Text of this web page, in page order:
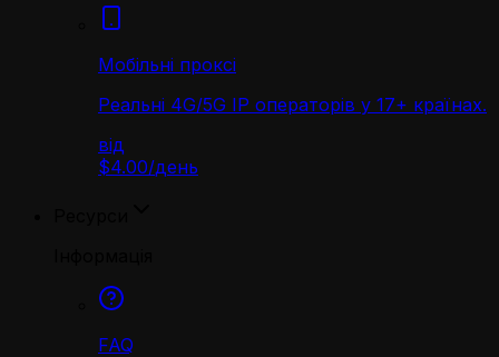
Мобільні проксі
Реальні 4G/5G IP операторів у 17+ країнах.
від
$4.00/день
FAQ